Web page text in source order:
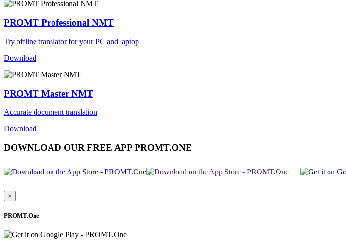
PROMT Professional NMT
Try offline translator for your PC and laptop
Download
PROMT Master NMT
Accurate document translation
Download
DOWNLOAD OUR FREE APP PROMT.ONE
×
PROMT.One